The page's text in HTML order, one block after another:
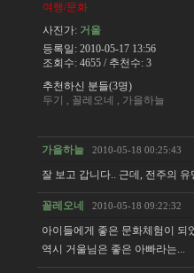
여행/문화
사진가: 거울
등록일: 2010-05-17 13:56
조회수: 4655 / 추천수: 3
추천하신 분들(3명)
두기 , 꼴레오네 , 가을하늘
가을하늘 2010-05-18 00:25:43
잘 보고 갑니다.. 근데, 전주의
꼴레오네 2010-05-18 09:22:32
아이들에게 좋은 문화체험이 되
역시 거울님은 좋은 아빠라는...